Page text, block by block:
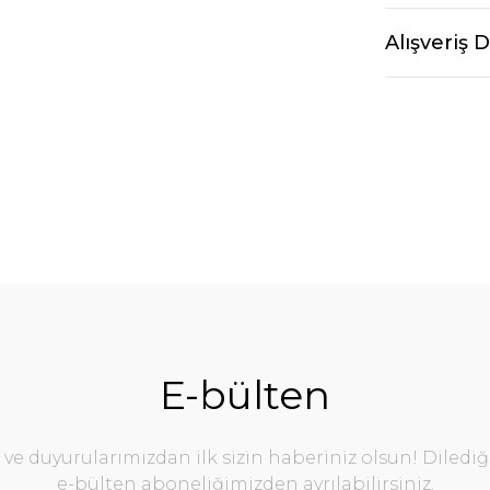
Alışveriş
E-bülten
ve duyurularımızdan ilk sizin haberiniz olsun!
e-bülten aboneliğimizden ayrılabilirsiniz.